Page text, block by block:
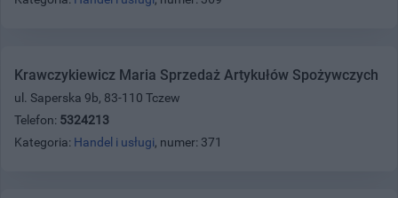
Krawczykiewicz Maria Sprzedaż Artykułów Spożywczych
ul. Saperska 9b, 83-110 Tczew
Telefon: 5324213
Kategoria: Handel i usługi, numer: 371